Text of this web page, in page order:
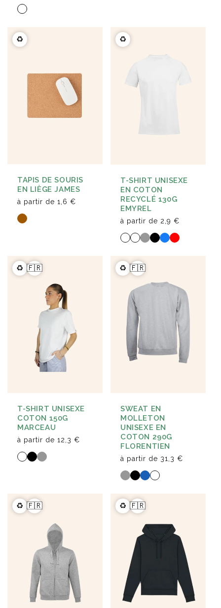
♻️
TAPIS DE SOURIS
EN LIÈGE JAMES
à partir de 1,6 €
♻️
T-SHIRT UNISEXE
EN COTON
RECYCLÉ 130G
EMYREL
à partir de 2,9 €
♻️ 🇫🇷
T-SHIRT UNISEXE
COTON 150G
MARCEAU
à partir de 12,3 €
♻️ 🇫🇷
SWEAT EN
MOLLETON
UNISEXE EN
COTON 290G
FLORENTIEN
à partir de 31,3 €
♻️ 🇫🇷 ♻️ 🇫🇷